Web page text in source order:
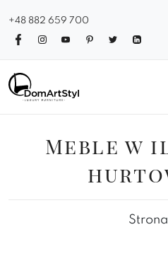
+48 882 659 700
Meble w